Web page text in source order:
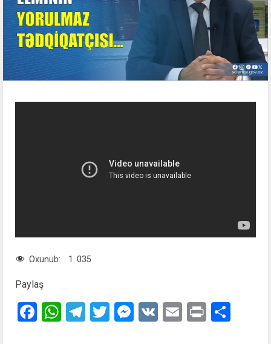
Oxunub: 1. 035
Paylaş
Facebook
WhatsApp
Telegram
Twitter
Messenger
VK Email
Print